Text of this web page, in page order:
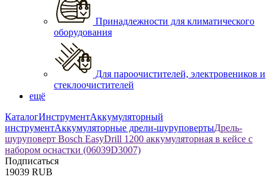
Принадлежности для климатического
оборудования
Для пароочистителей, электровеников и
стеклоочистителей
ещё
КаталогИнструментАккумуляторный
инструментАккумуляторные дрели-шуруповертыДрель-
шуруповерт Bosch EasyDrill 1200 аккумуляторная в кейсе с
набором оснастки (06039D3007)
Подписаться
19039 RUB